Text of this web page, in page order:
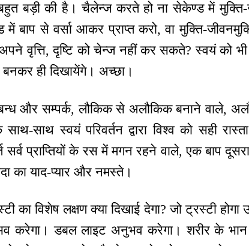
बड़ी की है। चैलेन्ज करते हो ना सेकेण्ड में मुक्ति-
बाप से वर्सा आकर प्राप्त करो, वा मुक्ति-
वृत्ति, दृष्टि को चेन्ज नहीं कर सकते? स्वयं को भी
बनकर ही दिखायेंगे। अच्छा।
और सम्पर्क, लौकिक से अलौकिक बनाने वाले,
साथ-साथ स्वयं परिवर्तन द्वारा विश्व को सही
सर्व प्राप्तियों के रस में मगन रहने वाले, एक बाप
का याद-प्यार और नमस्ते।
का विशेष लक्षण क्या दिखाई देगा? जो ट्रस्टी
करेगा। डबल लाइट अनुभव करेगा। शरीर के